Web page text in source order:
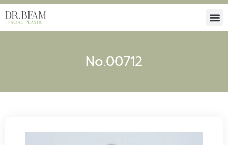
No.00712